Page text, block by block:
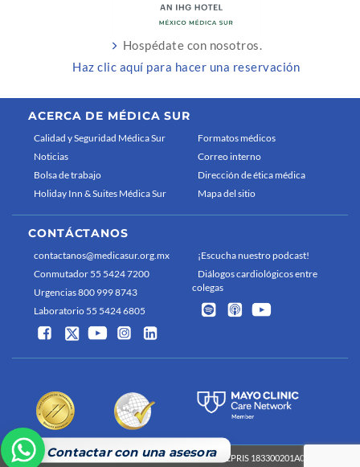
Hospédate con nosotros.
Haz clic aquí para hacer una reservación
Contactar con una asesora
ACERCA DE MÉDICA SUR
Calidad y Seguridad Médica Sur
Noticias
Bolsa de trabajo
Holiday Inn & Suites Médica Sur
Formatos médicos
Correo interno
Dirección de ética médica
Mapa del sitio
CONTÁCTANOS
contactanos@medicasur.org.mx
Conmutador 55 5424 7200
Urgencias 800 999 8743
Laboratorio 55 5424 6805
¡Escucha nuestro podcast!
Diálogos cardiológicos entre
colegas
Médica Sur 2026 Derechos reservados COFEPRIS 183300201A0829